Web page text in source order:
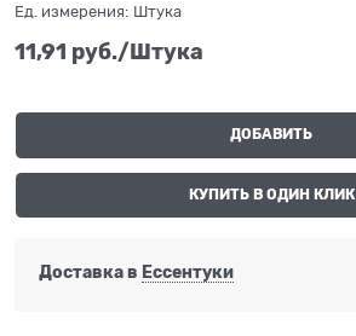
Ед. измерения: Штука
11,91 руб./Штука
ДОБАВИТЬ
КУПИТЬ В ОДИН КЛИК
Доставка в Ессентуки